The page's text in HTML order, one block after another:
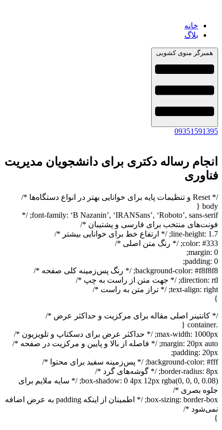
خانه
بلاگ
همبرگر منوی کشویی
09351591395
انجام رساله دکتری برای دانشجویان مدیریت
فناوری
/* Reset و تنظیمات پایه برای خوانایی بهتر در انواع دستگاه‌ها */
body {
font-family: ‘B Nazanin’, ‘IRANSans’, ‘Roboto’, sans-serif; /*
فونت‌های منتخب برای فارسی و پشتیبان */
line-height: 1.7; /* ارتفاع خط برای خوانایی بیشتر */
color: #333; /* رنگ متن اصلی */
margin: 0;
padding: 0;
background-color: #f8f8f8; /* رنگ پس‌زمینه کلی صفحه */
direction: rtl; /* جهت متن از راست به چپ */
text-align: right; /* تراز متن به راست */
}
/* کانتینر اصلی مقاله برای مرکزیت و حداکثر عرض */
.container {
max-width: 1000px; /* حداکثر عرض برای دسکتاپ و تلویزیون */
margin: 20px auto; /* فاصله از بالا و پایین و مرکزیت در صفحه */
padding: 20px;
background-color: #fff; /* پس‌زمینه سفید برای محتوا */
border-radius: 8px; /* گوشه‌های گرد */
box-shadow: 0 4px 12px rgba(0, 0, 0, 0.08); /* سایه ملایم برای
جلوه بصری */
box-sizing: border-box; /* اطمینان از اینکه padding به عرض اضافه
نمی‌شود */
}